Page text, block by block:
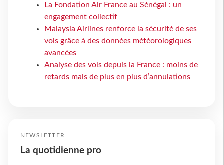
La Fondation Air France au Sénégal : un
engagement collectif
Malaysia Airlines renforce la sécurité de ses
vols grâce à des données météorologiques
avancées
Analyse des vols depuis la France : moins de
retards mais de plus en plus d’annulations
NEWSLETTER
La quotidienne pro